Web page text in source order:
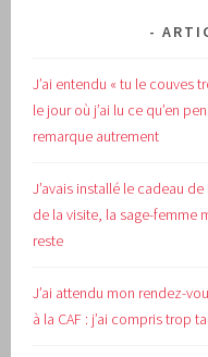
J’ai entendu « tu le couves
le jour où j’ai lu ce qu’en
remarque autrement
J’avais installé le cadeau
de la visite, la sage-femme
reste
J’ai attendu mon rendez-
à la CAF : j’ai compris trop